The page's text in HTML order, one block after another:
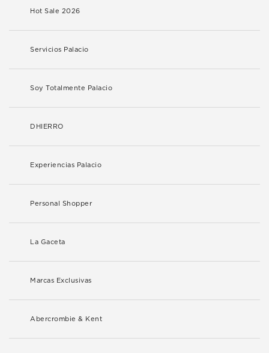
Hot Sale 2026
Servicios Palacio
Soy Totalmente Palacio
DHIERRO
Experiencias Palacio
Personal Shopper
La Gaceta
Marcas Exclusivas
Abercrombie & Kent